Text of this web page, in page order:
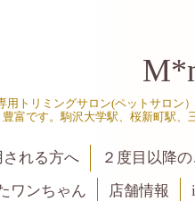
トリミングサロン(ペットサロ
豊富です。駒沢大学駅、桜新町駅、
れる方へ ２度目以降
ワンちゃん
店舗情報